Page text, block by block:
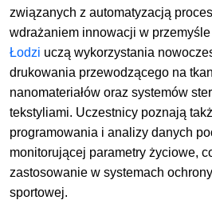
związanych z automatyzacją
wdrażaniem innowacji w
Łodzi uczą wykorzystania
drukowania przewodzącego na
nanomateriałów oraz systemów
tekstyliami. Uczestnicy poznają
programowania i analizy danych
monitorującej parametry życiowe,
zastosowanie w systemach
sportowej.